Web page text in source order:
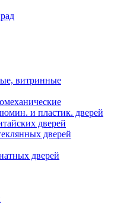
витринные
и пластик. дверей
дверей
дверей
дверей